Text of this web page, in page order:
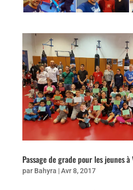
Passage de grade pour les jeunes à
par Bahyra |Avr 8, 2017